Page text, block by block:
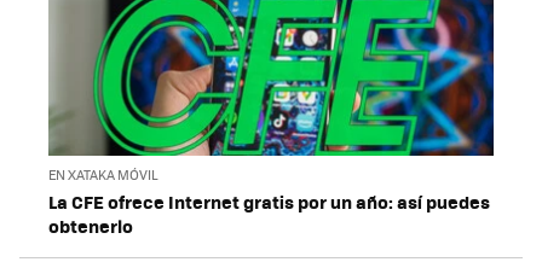
EN XATAKA MÓVIL
La CFE ofrece Internet gratis por un año: así puedes
obtenerlo